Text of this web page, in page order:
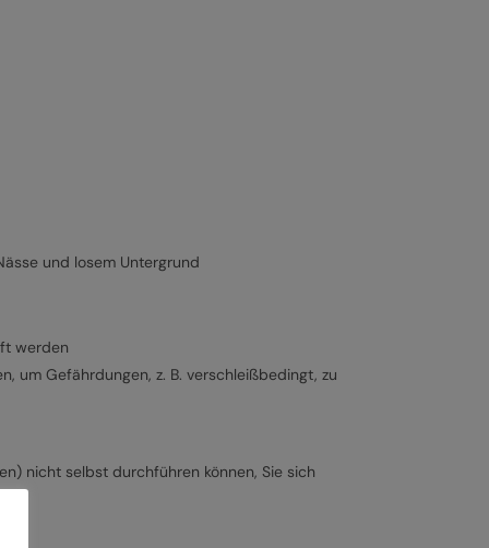
und losem Untergrund
werden
um Gefährdungen, z. B. verschleißbedingt, zu
nicht selbst durchführen können, Sie sich